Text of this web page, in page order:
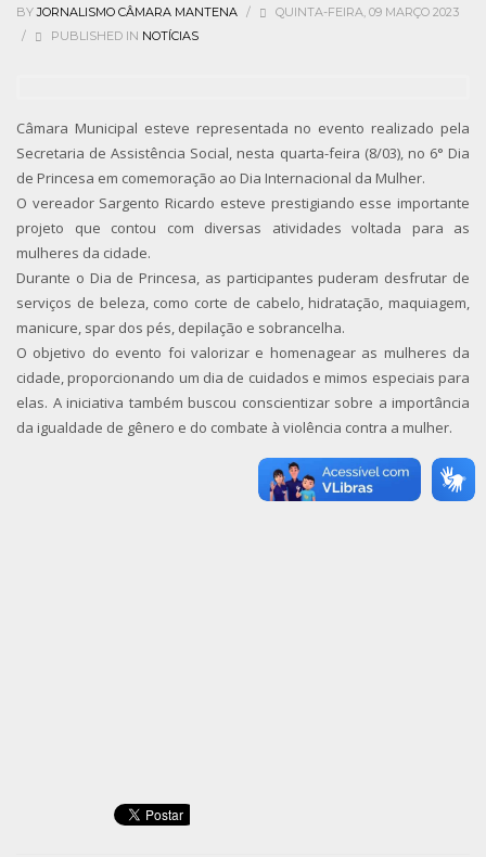
BYJORNALISMO CÂMARA MANTENA /
QUINTA-FEIRA, 09 MARÇO 2023
/
PUBLISHED IN NOTÍCIAS
Câmara Municipal esteve representada no evento realizado pela
Secretaria de Assistência Social, nesta quarta-feira (8/03), no 6° Dia
de Princesa em comemoração ao Dia Internacional da Mulher.
O vereador Sargento Ricardo esteve prestigiando esse importante
projeto que contou com diversas atividades voltada para as
mulheres da cidade.
Durante o Dia de Princesa, as participantes puderam desfrutar de
serviços de beleza, como corte de cabelo, hidratação, maquiagem,
manicure, spar dos pés, depilação e sobrancelha.
O objetivo do evento foi valorizar e homenagear as mulheres da
cidade, proporcionando um dia de cuidados e mimos especiais para
elas. A iniciativa também buscou conscientizar sobre a importância
da igualdade de gênero e do combate à violência contra a mulher.